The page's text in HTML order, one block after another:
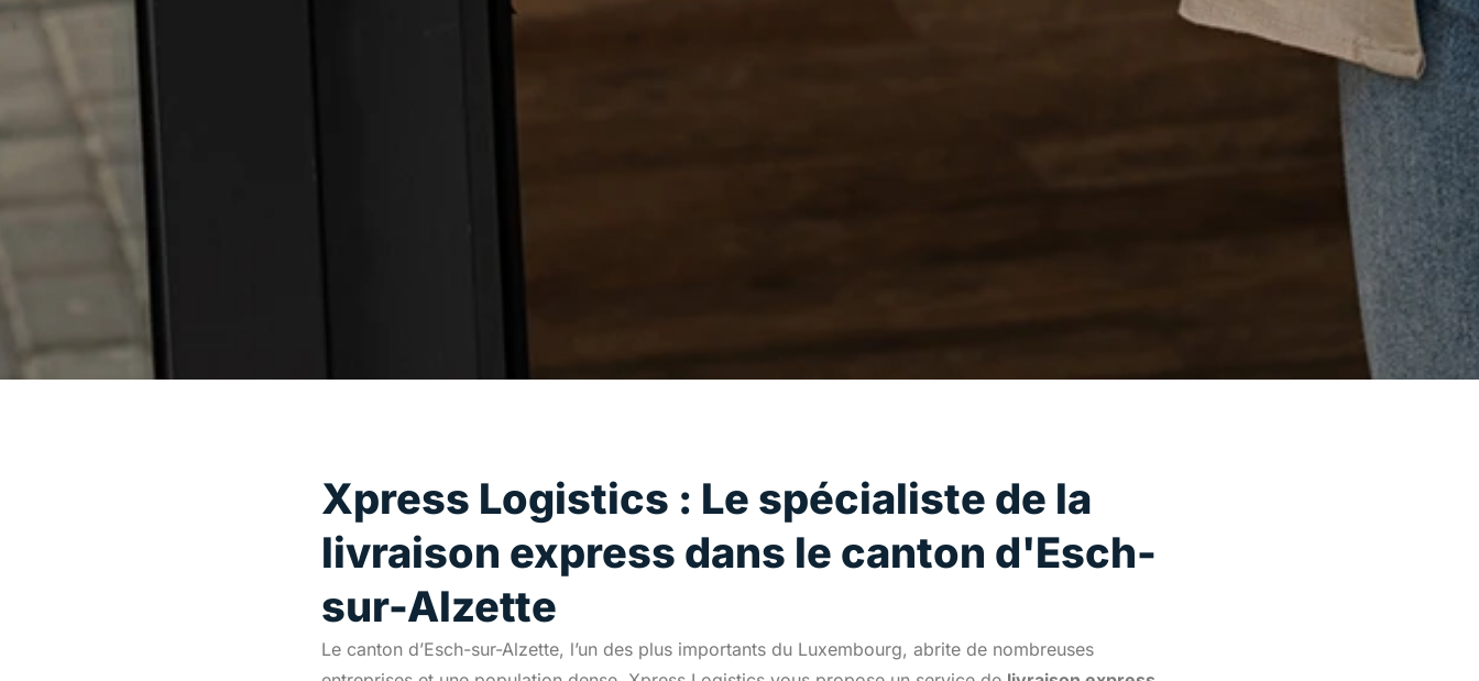
Xpress Logistics : Le spécialiste de la
livraison express dans le canton d'Esch-
sur-Alzette
Le canton d’Esch-sur-Alzette, l’un des plus importants du Luxembourg, abrite de nombreuses